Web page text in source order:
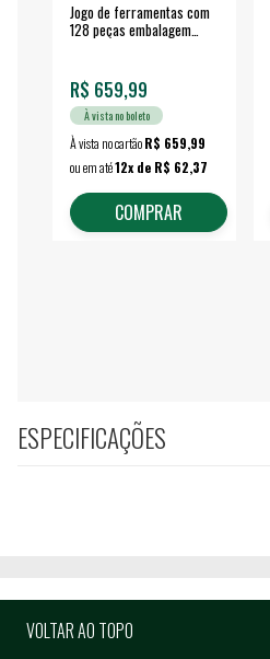
Jogo de ferramentas com
128 peças embalagem
R$ 659,99
À vista no boleto
À vista no cartãoR$ 659,99
ou em até12x de R$ 62,37
COMPRAR
ESPECIFICAÇÕES
VOLTAR AO TOPO